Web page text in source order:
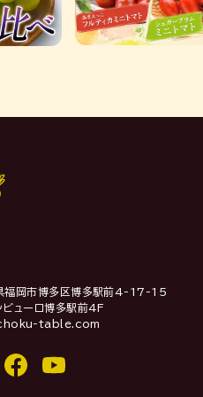
福岡市博多区博多駅前4-17-15
ビューロ博多駅前4F
table.com